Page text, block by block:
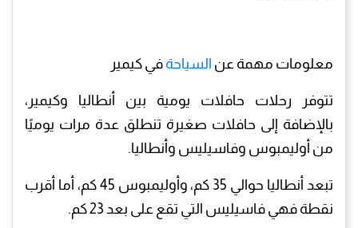
معلومات مهمة عن السياحة في كيمير
تتوفر رحلات حافلات يومية بين أنطاليا وكيمير،
بالإضافة إلى حافلات صغيرة تنطلق عدة مرات يوميًا
من أوليمبوس وفاسيليس وأنطاليا.
تبعد أنطاليا حوالي 35 كم، وأوليمبوس 45 كم، أما أقرب
نقطة فهي فاسيليس التي تقع على بعد 23 كم.